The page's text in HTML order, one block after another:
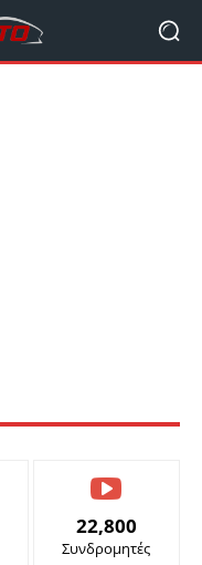
22,800
Συνδρομητές